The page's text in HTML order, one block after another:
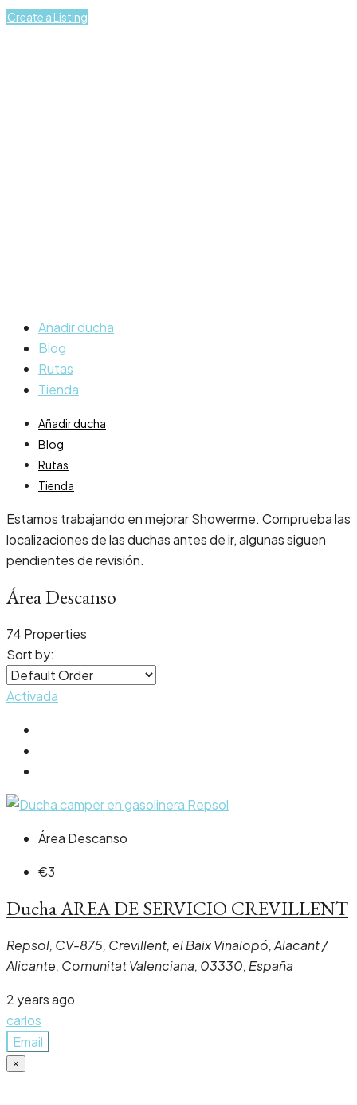
Create a Listing
Añadir ducha
Blog
Rutas
Tienda
Añadir ducha
Blog
Rutas
Tienda
Estamos trabajando en mejorar Showerme. Comprueba las
localizaciones de las duchas antes de ir, algunas siguen
pendientes de revisión.
Área Descanso
74 Properties
Sort by:
Activada
Área Descanso
€3
Ducha AREA DE SERVICIO CREVILLENT
Repsol, CV-875, Crevillent, el Baix Vinalopó, Alacant /
Alicante, Comunitat Valenciana, 03330, España
2 years ago
carlos
Email
×